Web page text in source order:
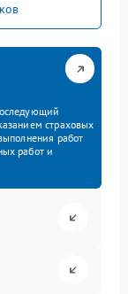
страховых
работ
работ и